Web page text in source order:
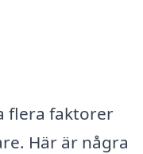
flera faktorer
Här är några